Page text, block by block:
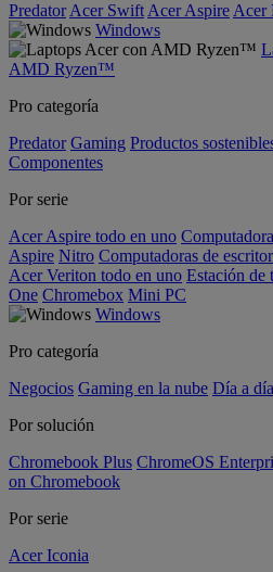
Predator Acer Swift Acer Aspire Acer
Windows
AMD Ryzen™
Pro categoría
Predator Gaming Productos
Componentes
Por serie
Acer Aspire todo en uno
Aspire Nitro Computadoras de
Acer Veriton todo en uno Estación de
One Chromebox Mini PC
Windows
Pro categoría
Negocios Gaming en la nube Día a día
Por solución
Chromebook Plus ChromeOS
on Chromebook
Por serie
Acer Iconia